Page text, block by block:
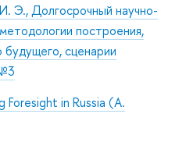
Э., Долгосрочный научно-
построения,
будущего, сценарии
Foresight in Russia (A.